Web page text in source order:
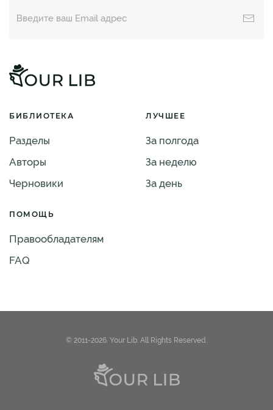
БИБЛИОТЕКА
Разделы
Авторы
Черновики
ЛУЧШЕЕ
За полгода
За неделю
За день
ПОМОЩЬ
Правообладателям
FAQ
© 2011-2026. Your Lib. All Rights Reserved.